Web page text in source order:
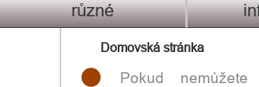
různé
Domovská stránka
Pokud nemůžete